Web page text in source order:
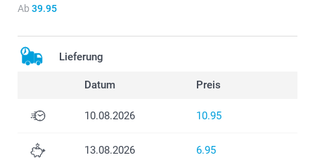
Ab 39.95
Lieferung
Datum Preis
10.08.2026 10.95
13.08.2026 6.95